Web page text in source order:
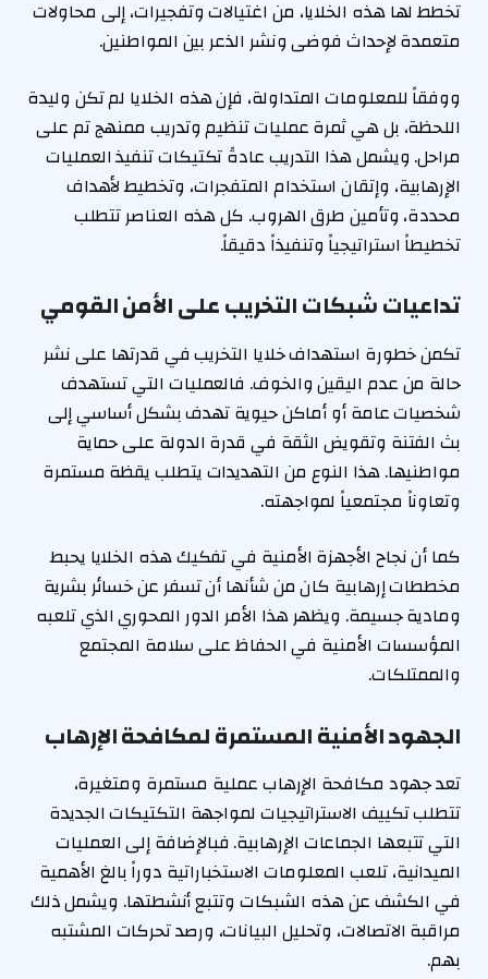
تخطط لها هذه الخلايا، من اغتيالات وتفجيرات، إلى محاولات
متعمدة لإحداث فوضى ونشر الذعر بين المواطنين.
ووفقاً للمعلومات المتداولة، فإن هذه الخلايا لم تكن وليدة
اللحظة، بل هي ثمرة عمليات تنظيم وتدريب ممنهج تم على
مراحل. ويشمل هذا التدريب عادةً تكتيكات تنفيذ العمليات
الإرهابية، وإتقان استخدام المتفجرات، وتخطيط لأهداف
محددة، وتأمين طرق الهروب. كل هذه العناصر تتطلب
تخطيطاً استراتيجياً وتنفيذاً دقيقاً.
تداعيات شبكات التخريب على الأمن القومي
تكمن خطورة استهداف خلايا التخريب في قدرتها على نشر
حالة من عدم اليقين والخوف. فالعمليات التي تستهدف
شخصيات عامة أو أماكن حيوية تهدف بشكل أساسي إلى
بث الفتنة وتقويض الثقة في قدرة الدولة على حماية
مواطنيها. هذا النوع من التهديدات يتطلب يقظة مستمرة
وتعاوناً مجتمعياً لمواجهته.
كما أن نجاح الأجهزة الأمنية في تفكيك هذه الخلايا يحبط
مخططات إرهابية كان من شأنها أن تسفر عن خسائر بشرية
ومادية جسيمة. ويظهر هذا الأمر الدور المحوري الذي تلعبه
المؤسسات الأمنية في الحفاظ على سلامة المجتمع
والممتلكات.
الجهود الأمنية المستمرة لمكافحة الإرهاب
تعد جهود مكافحة الإرهاب عملية مستمرة ومتغيرة،
تتطلب تكييف الاستراتيجيات لمواجهة التكتيكات الجديدة
التي تتبعها الجماعات الإرهابية. فبالإضافة إلى العمليات
الميدانية، تلعب المعلومات الاستخباراتية دوراً بالغ الأهمية
في الكشف عن هذه الشبكات وتتبع أنشطتها. ويشمل ذلك
مراقبة الاتصالات، وتحليل البيانات، ورصد تحركات المشتبه
بهم.